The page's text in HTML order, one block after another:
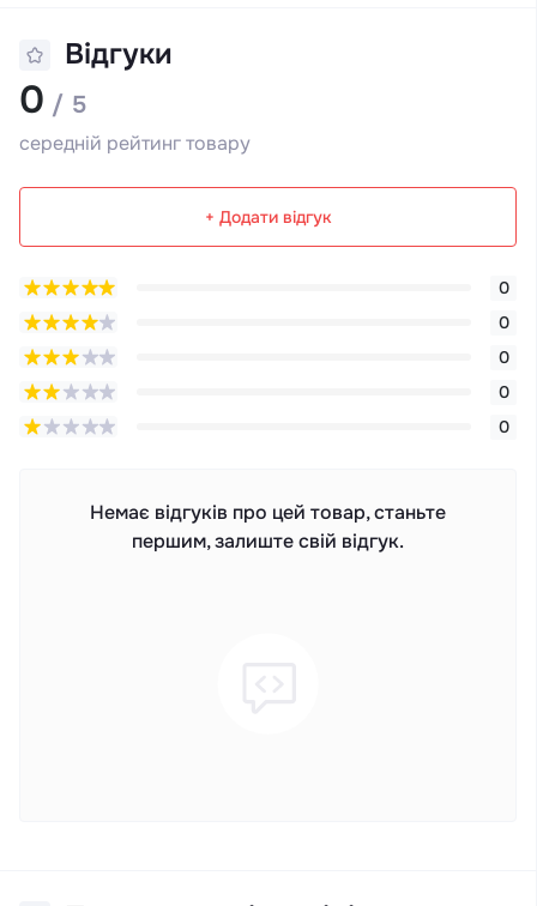
Відгуки
0 / 5
середній рейтинг товару
+ Додати відгук
0
0
0
0
0
Немає відгуків про цей товар, станьте
першим, залиште свій відгук.